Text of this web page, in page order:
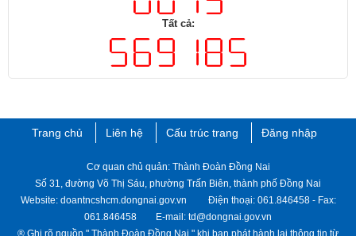
Tất cả:
Trang chủ Liên hệ Cấu trúc trang Đăng nhập
Cơ quan chủ quản: Thành Đoàn Đồng Nai
Số 31, đường Võ Thị Sáu, phường Trấn Biên, thành phố Đồng Nai
Website: doantncshcm.dongnai.gov.vn Điện thoại: 061.846458 - Fax:
061.846458 E-mail: td@dongnai.gov.vn
® Ghi rõ nguồn " Thành ​Đoàn Đồng Nai " khi bạn phát hành lại thông tin từ